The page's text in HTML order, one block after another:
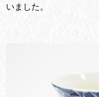
いました。